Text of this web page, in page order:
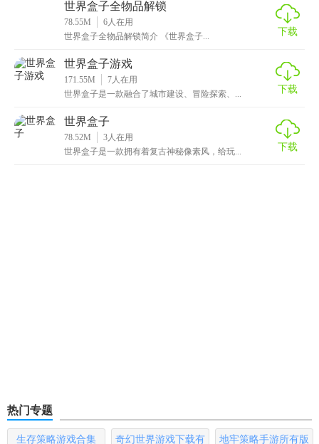
世界盒子全物品解锁
78.55M 6人在用
世界盒子全物品解锁简介 《世界盒子...
下载
世界盒子游戏
171.55M 7人在用
世界盒子是一款融合了城市建设、冒险探索、...
下载
世界盒子
78.52M 3人在用
世界盒子是一款拥有着复古神秘像素风，给玩...
下载
热门专题
生存策略游戏合集
奇幻世界游戏下载有
地牢策略手游所有版